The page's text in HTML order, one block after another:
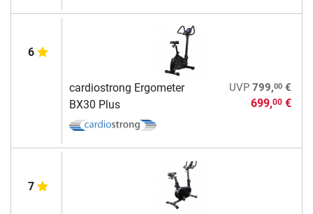
6
cardiostrong Ergometer
BX30 Plus
UVP 799,00€
699,00€
7